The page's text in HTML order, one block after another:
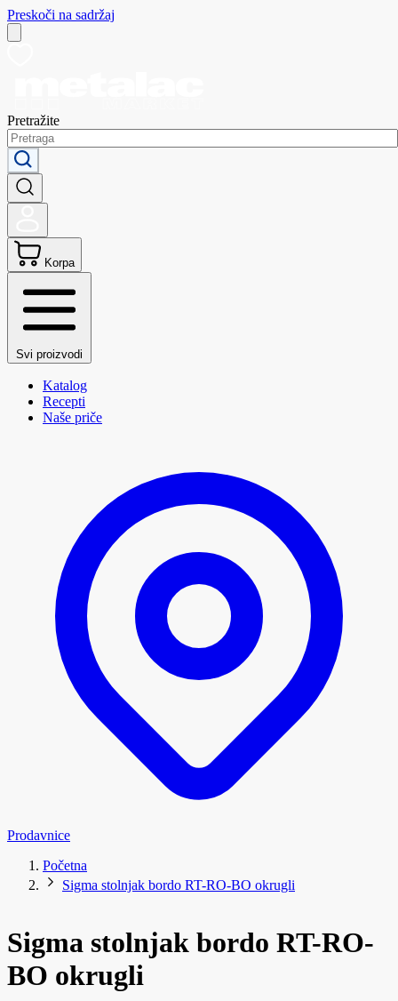
Preskoči na sadržaj
Pretražite
Korpa
Svi proizvodi
Katalog
Recepti
Naše priče
Prodavnice
Početna
Sigma stolnjak bordo RT-RO-BO okrugli
Sigma stolnjak bordo RT-RO-
BO okrugli